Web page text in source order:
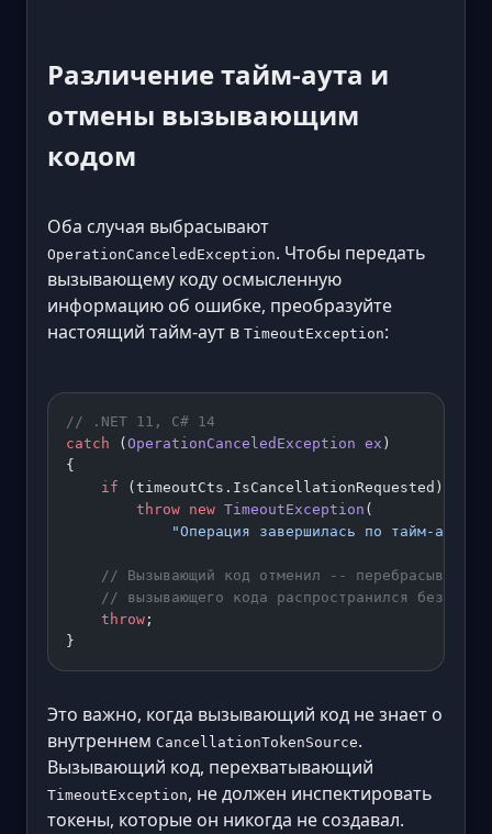
Различение тайм-аута и
отмены вызывающим
кодом
Оба случая выбрасывают
OperationCanceledException. Чтобы передать
вызывающему коду осмысленную
информацию об ошибке, преобразуйте
настоящий тайм-аут в TimeoutException:
// .NET 11, C# 14
catch ( OperationCanceledException ex )
{
    if
(timeoutCts.IsCancellationRequested)
        throw
new TimeoutException (
"Операция завершилась по тайм-ауту
// Вызывающий код отменил -- перебрасываем
// вызывающего кода распространился без
    throw
;
}
Это важно, когда вызывающий код не знает о
внутреннем CancellationTokenSource.
Вызывающий код, перехватывающий
TimeoutException, не должен инспектировать
токены, которые он никогда не создавал.